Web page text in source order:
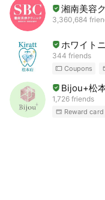
湘南美容
3,360,684
ホワイト
344 friends
Coupons
Bijou+松
1,726 friends
Reward card